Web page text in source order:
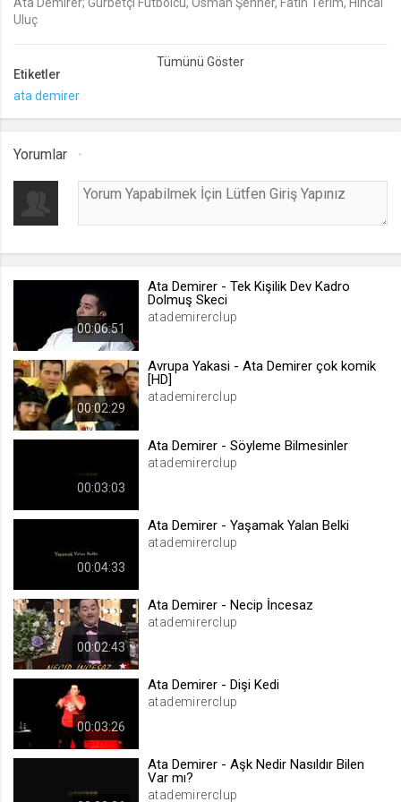
Oturum verisini tutmak
.web.tv
Oturum doğrulama verisi
channelCategories
Site içeriği önerme
1 yıl
voteLike*
.web.tv
1 ay
.web.tv
İsimsiz ziyaretçi için site içeriği
Uluç
Etiketler
ata demirer
Yorumlar
00:06:51
Ata Demirer - Tek Kişilik Dev Kadro
Dolmuş Skeci
atademirerclup
00:02:29
Avrupa Yakasi - Ata Demirer çok komik
[HD]
atademirerclup
00:03:03
Ata Demirer - Söyleme Bilmesinler
atademirerclup
00:04:33
Ata Demirer - Yaşamak Yalan Belki
atademirerclup
00:02:43
Ata Demirer - Necip İncesaz
atademirerclup
00:03:26
Ata Demirer - Dişi Kedi
atademirerclup
Ata Demirer - Aşk Nedir Nasıldır Bilen
Var mı?
atademirerclup